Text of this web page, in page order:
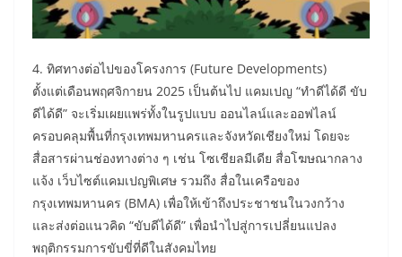
4. ทิศทางต่อไปของโครงการ (Future Developments)
ตั้งแต่เดือนพฤศจิกายน 2025 เป็นต้นไป แคมเปญ “ทำดีได้ดี ขับ
ดีได้ดี” จะเริ่มเผยแพร่ทั้งในรูปแบบ ออนไลน์และออฟไลน์
ครอบคลุมพื้นที่กรุงเทพมหานครและจังหวัดเชียงใหม่ โดยจะ
สื่อสารผ่านช่องทางต่าง ๆ เช่น โซเชียลมีเดีย สื่อโฆษณากลาง
แจ้ง เว็บไซต์แคมเปญพิเศษ รวมถึง สื่อในเครือของ
กรุงเทพมหานคร (BMA) เพื่อให้เข้าถึงประชาชนในวงกว้าง
และส่งต่อแนวคิด “ขับดีได้ดี” เพื่อนำไปสู่การเปลี่ยนแปลง
พฤติกรรมการขับขี่ที่ดีในสังคมไทย